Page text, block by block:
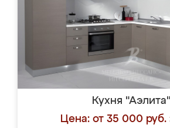
Кухня "Аэлита"
Цена: от 35 000 руб.